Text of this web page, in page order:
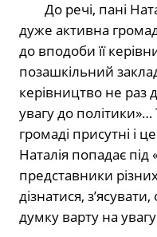
До речі, пані
дуже активна
до вподоби її
позашкільний
керівництво не раз
увагу до
громаді присутні і
Наталія попадає під
представники
дізнатися,
думку варту на